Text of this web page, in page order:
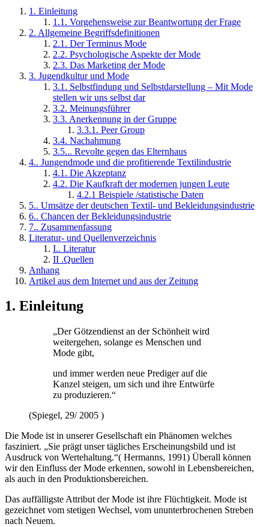
1. Einleitung
1.1. Vorgehensweise zur Beantwortung der Frage
2. Allgemeine Begriffsdefinitionen
2.1. Der Terminus Mode
2.2. Psychologische Aspekte der Mode
2.3. Das Marketing der Mode
3. Jugendkultur und Mode
3.1. Selbstfindung und Selbstdarstellung – Mit Mode
stellen wir uns selbst dar
3.2. Meinungsführer
3.3. Anerkennung in der Gruppe
3.3.1. Peer Group
3.4. Nachahmung
3.5... Revolte gegen das Elternhaus
4.. Jungendmode und die profitierende Textilindustrie
4.1. Die Akzeptanz
4.2. Die Kaufkraft der modernen jungen Leute
4.2.1 Beispiele /statistische Daten
5.. Umsätze der deutschen Textil- und Bekleidungsindustrie
6.. Chancen der Bekleidungsindustrie
7.. Zusammenfassung
Literatur- und Quellenverzeichnis
I.. Literatur
II .Quellen
Anhang
Artikel aus dem Internet und aus der Zeitung
1. Einleitung
„Der Götzendienst an der Schönheit wird
weitergehen, solange es Menschen und
Mode gibt,
und immer werden neue Prediger auf die
Kanzel steigen, um sich und ihre Entwürfe
zu produzieren.“
(Spiegel, 29/ 2005 )
Die Mode ist in unserer Gesellschaft ein Phänomen welches
fasziniert.
Sie prägt unser tägliches Erscheinungsbild und ist
Ausdruck von Wertehaltung. ( Hermanns, 1991) Überall können
wir den Einfluss der Mode erkennen, sowohl in Lebensbereichen,
als auch in den Produktionsbereichen.
Das auffälligste Attribut der Mode ist ihre Flüchtigkeit. Mode ist
gezeichnet vom stetigen Wechsel, vom ununterbrochenen Streben
nach Neuem.